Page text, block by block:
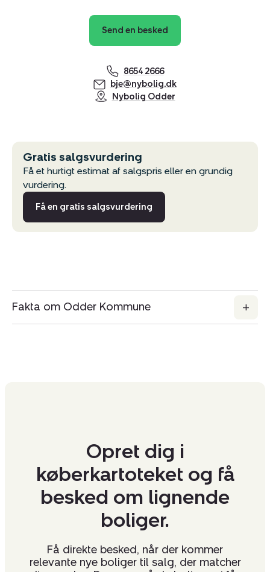
Send en besked
8654 2666
bje@nybolig.dk
Nybolig Odder
Gratis salgsvurdering
Få et hurtigt estimat af salgspris eller en grundig
vurdering.
Få en gratis salgsvurdering
Fakta om Odder Kommune
Opret dig i
køberkartoteket og få
besked om lignende
boliger.
Få direkte besked, når der kommer
relevante nye boliger til salg, der matcher